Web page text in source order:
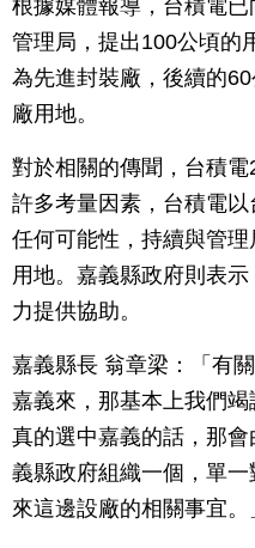
根據媒體報導，台積電
管理局，提出100公頃的
為先進封裝廠，後續的
廠用地。
對於相關的傳聞，台積
許多考量因素，台積電
任何可能性，持續與管
用地。嘉義縣政府則表
力提供協助。
嘉義縣長 翁章梁：「有
嘉義來，那基本上我們竭
真的選中嘉義的話，那
義縣政府組織一個，單
來這邊設廠的相關事宜。